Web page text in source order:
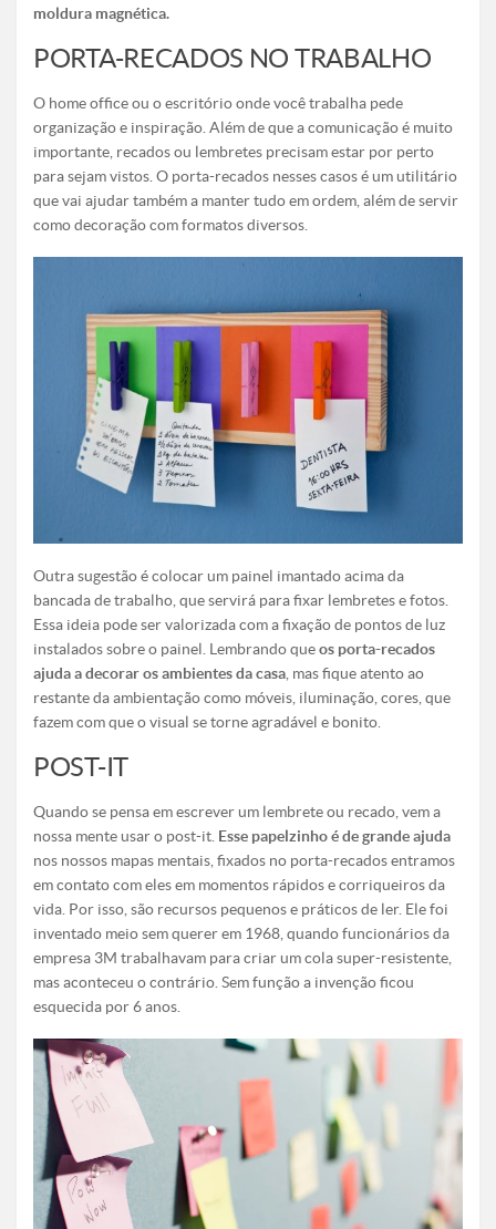
moldura magnética.
PORTA-RECADOS NO TRABALHO
O home office ou o escritório onde você trabalha pede
organização e inspiração. Além de que a comunicação é muito
importante, recados ou lembretes precisam estar por perto
para sejam vistos. O porta-recados nesses casos é um utilitário
que vai ajudar também a manter tudo em ordem, além de servir
como decoração com formatos diversos.
Outra sugestão é colocar um painel imantado acima da
bancada de trabalho, que servirá para fixar lembretes e fotos.
Essa ideia pode ser valorizada com a fixação de pontos de luz
instalados sobre o painel. Lembrando queos porta-recados
ajuda a decorar os ambientes da casa , mas fique atento ao
restante da ambientação como móveis, iluminação, cores, que
fazem com que o visual se torne agradável e bonito.
POST-IT
Quando se pensa em escrever um lembrete ou recado, vem a
nossa mente usar o post-it. Esse papelzinho é de grande ajuda
nos nossos mapas mentais, fixados no porta-recados entramos
em contato com eles em momentos rápidos e corriqueiros da
vida. Por isso, são recursos pequenos e práticos de ler. Ele foi
inventado meio sem querer em 1968, quando funcionários da
empresa 3M trabalhavam para criar um cola super-resistente,
mas aconteceu o contrário. Sem função a invenção ficou
esquecida por 6 anos.